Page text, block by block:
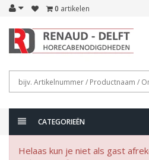
0 artikelen
CATEGORIEËN
Helaas kun je niet als gast